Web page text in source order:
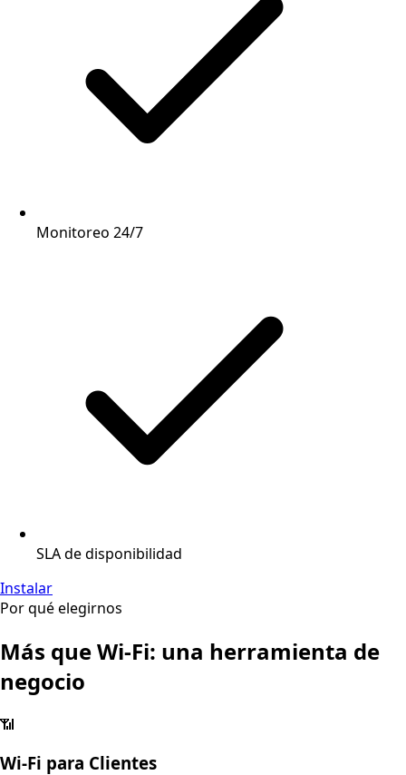
Monitoreo 24/7
SLA de disponibilidad
Instalar
Por qué elegirnos
Más que Wi-Fi: una herramienta de
negocio
📶
Wi-Fi para Clientes